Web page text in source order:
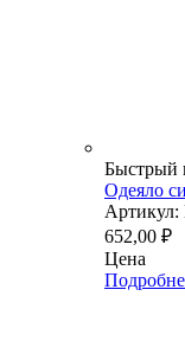
Быстрый
Одеяло
Артикул:
652,00 ₽
Цена